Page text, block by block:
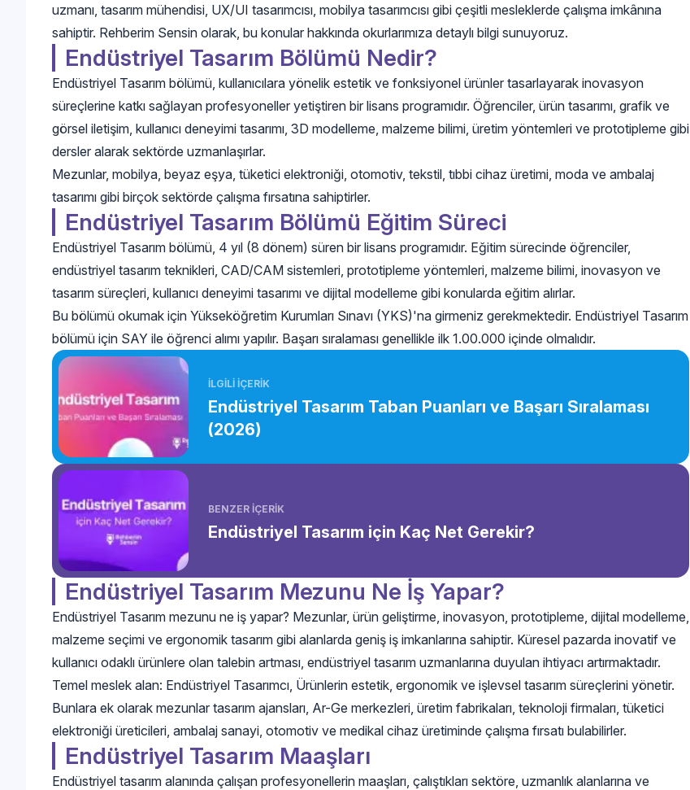
uzmanı, tasarım mühendisi, UX/UI tasarımcısı, mobilya tasarımcısı gibi çeşitli mesleklerde çalışma imkânına
sahiptir. Rehberim Sensin olarak, bu konular hakkında okurlarımıza detaylı bilgi sunuyoruz.
Endüstriyel Tasarım Bölümü Nedir?
Endüstriyel Tasarım bölümü, kullanıcılara yönelik estetik ve fonksiyonel ürünler tasarlayarak inovasyon
süreçlerine katkı sağlayan profesyoneller yetiştiren bir lisans programıdır. Öğrenciler, ürün tasarımı, grafik ve
görsel iletişim, kullanıcı deneyimi tasarımı, 3D modelleme, malzeme bilimi, üretim yöntemleri ve prototipleme gibi
dersler alarak sektörde uzmanlaşırlar.
Mezunlar, mobilya, beyaz eşya, tüketici elektroniği, otomotiv, tekstil, tıbbi cihaz üretimi, moda ve ambalaj
tasarımı gibi birçok sektörde çalışma fırsatına sahiptirler.
Endüstriyel Tasarım Bölümü Eğitim Süreci
Endüstriyel Tasarım bölümü, 4 yıl (8 dönem) süren bir lisans programıdır. Eğitim sürecinde öğrenciler,
endüstriyel tasarım teknikleri, CAD/CAM sistemleri, prototipleme yöntemleri, malzeme bilimi, inovasyon ve
tasarım süreçleri, kullanıcı deneyimi tasarımı ve dijital modelleme gibi konularda eğitim alırlar.
Bu bölümü okumak için Yükseköğretim Kurumları Sınavı (YKS)'na girmeniz gerekmektedir. Endüstriyel Tasarım
bölümü için SAY ile öğrenci alımı yapılır. Başarı sıralaması genellikle ilk 1.00.000 içinde olmalıdır.
İLGİLİ İÇERİK
Endüstriyel Tasarım Taban Puanları ve Başarı Sıralaması
(2026)
BENZER İÇERİK
Endüstriyel Tasarım için Kaç Net Gerekir?
Endüstriyel Tasarım Mezunu Ne İş Yapar?
Endüstriyel Tasarım mezunu ne iş yapar? Mezunlar, ürün geliştirme, inovasyon, prototipleme, dijital modelleme,
malzeme seçimi ve ergonomik tasarım gibi alanlarda geniş iş imkanlarına sahiptir. Küresel pazarda inovatif ve
kullanıcı odaklı ürünlere olan talebin artması, endüstriyel tasarım uzmanlarına duyulan ihtiyacı artırmaktadır.
Temel meslek alan: Endüstriyel Tasarımcı, Ürünlerin estetik, ergonomik ve işlevsel tasarım süreçlerini yönetir.
Bunlara ek olarak mezunlar tasarım ajansları, Ar-Ge merkezleri, üretim fabrikaları, teknoloji firmaları, tüketici
elektroniği üreticileri, ambalaj sanayi, otomotiv ve medikal cihaz üretiminde çalışma fırsatı bulabilirler.
Endüstriyel Tasarım Maaşları
Endüstriyel tasarım alanında çalışan profesyonellerin maaşları, çalıştıkları sektöre, uzmanlık alanlarına ve